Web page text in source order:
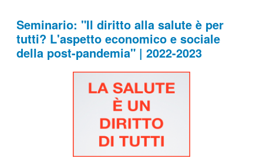
Seminario: "Il diritto alla salute è per
tutti? L'aspetto economico e sociale
della post-pandemia" | 2022-2023